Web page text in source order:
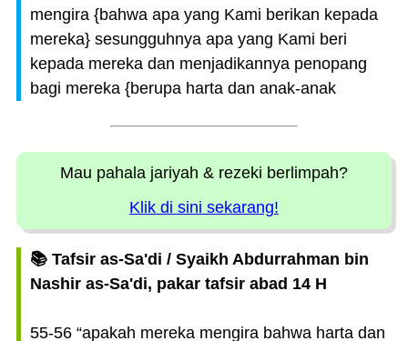
mengira {bahwa apa yang Kami berikan kepada
mereka} sesungguhnya apa yang Kami beri
kepada mereka dan menjadikannya penopang
bagi mereka {berupa harta dan anak-anak
Mau pahala jariyah & rezeki berlimpah?
Klik di sini sekarang!
📚 Tafsir as-Sa'di / Syaikh Abdurrahman bin
Nashir as-Sa'di, pakar tafsir abad 14 H
55-56 “apakah mereka mengira bahwa harta dan